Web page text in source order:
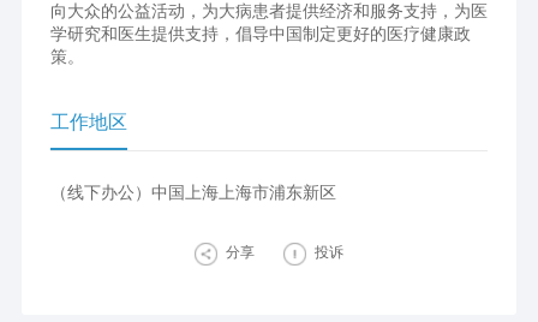
向大众的公益活动，为大病患者提供经济和服务支持，为医
学研究和医生提供支持，倡导中国制定更好的医疗健康政
策。
工作地区
（线下办公）中国上海上海市浦东新区
分享 投诉